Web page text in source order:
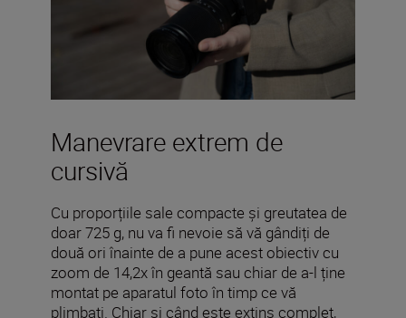
Manevrare extrem de
cursivă
Cu proporțiile sale compacte și greutatea de
doar 725 g, nu va fi nevoie să vă gândiți de
două ori înainte de a pune acest obiectiv cu
zoom de 14,2x în geantă sau chiar de a-l ține
montat pe aparatul foto în timp ce vă
plimbați. Chiar și când este extins complet,